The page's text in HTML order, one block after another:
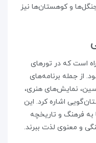
و کوهستان‌ها نیز
است که در تورهای
از جمله برنامه‌های
نمایش‌های هنری،
اشاره کرد. این
به فرهنگ و تاریخچه
و معنوی لذت ببرند.